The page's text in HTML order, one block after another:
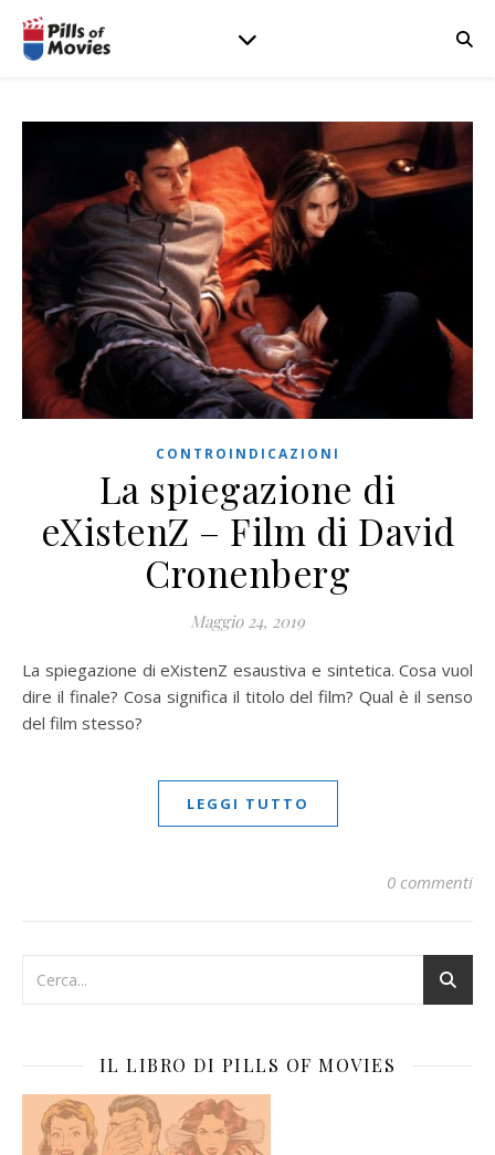
CONTROINDICAZIONI
La spiegazione di
eXistenZ – Film di David
Cronenberg
Maggio 24, 2019
La spiegazione di eXistenZ esaustiva e sintetica. Cosa vuol
dire il finale? Cosa significa il titolo del film? Qual è il senso
del film stesso?
LEGGI TUTTO
0 commenti
IL LIBRO DI PILLS OF MOVIES